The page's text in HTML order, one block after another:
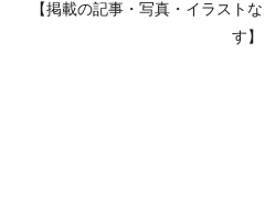
【掲載の記事・写真・イラスト
す】